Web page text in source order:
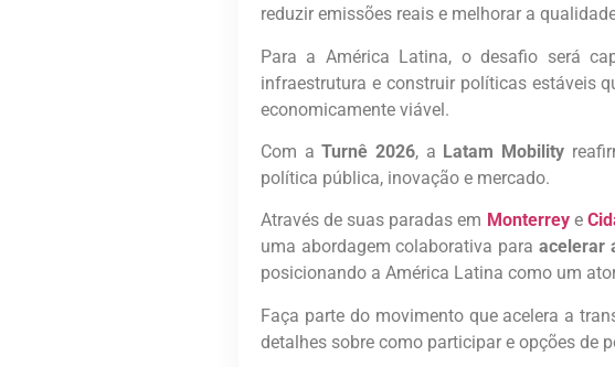
reduzir emissões reais e melhorar a
Para a América Latina, o desafio será
infraestrutura e construir políticas estáveis
economicamente viável.
Com aTurnê 2026, a Latam Mobility
política pública, inovação e mercado.
Através de suas paradas em Monterreye
uma abordagem colaborativa para acelerar
posicionando a América Latina como um
Faça parte do movimento que acelera a
detalhes sobre como participar e opções de